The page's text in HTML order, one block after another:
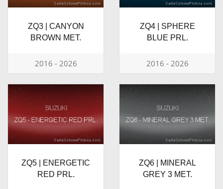
ZQ3 | CANYON
BROWN MET.
2016 - 2026
ZQ4 | SPHERE
BLUE PRL.
2016 - 2026
ZQ5 | ENERGETIC
RED PRL.
ZQ6 | MINERAL
GREY 3 MET.